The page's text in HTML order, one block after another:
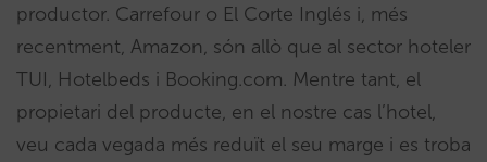
productor. Carrefour o El Corte Inglés i, més
recentment, Amazon, són allò que al sector hoteler
TUI, Hotelbeds i Booking.com. Mentre tant, el
propietari del producte, en el nostre cas l’hotel,
veu cada vegada més reduït el seu marge i es troba